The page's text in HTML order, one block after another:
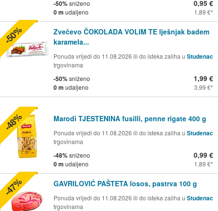
-50%sniženo
0 m udaljeno
0,95 €
1,89 €
Zvečevo ČOKOLADA VOLIM TE lješnjak badem
karamela...
Ponuda vrijedi do 11.08.2026 ili do isteka zaliha u Studenac
trgovinama
-50%sniženo
0 m udaljeno
1,99 €
3,99 €
-50%
Marodi TJESTENINA fusilli, penne rigate 400 g
Ponuda vrijedi do 11.08.2026 ili do isteka zaliha u Studenac
trgovinama
-48%sniženo
0 m udaljeno
0,99 €
1,89 €
-48%
GAVRILOVIĆ PAŠTETA losos, pastrva 100 g
Ponuda vrijedi do 11.08.2026 ili do isteka zaliha u Studenac
trgovinama
-47%